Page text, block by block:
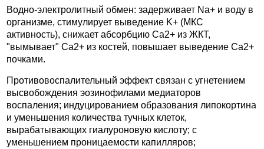
Водно-электролитный обмен: задерживает Na+ и воду в
организме, стимулирует выведение K+ (МКС
активность), снижает абсорбцию Ca2+ из ЖКТ,
"вымывает" Ca2+ из костей, повышает выведение Ca2+
почками.
Противовоспалительный эффект связан с угнетением
высвобождения эозинофилами медиаторов
воспаления; индуцированием образования липокортина
и уменьшения количества тучных клеток,
вырабатывающих гиалуроновую кислоту; с
уменьшением проницаемости капилляров;